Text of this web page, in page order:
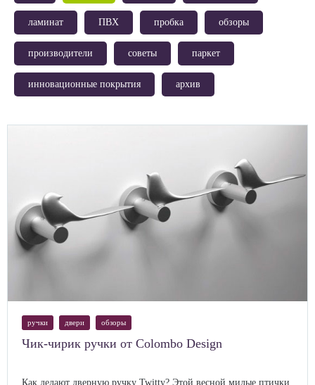
ламинат ПВХ пробка обзоры
производители советы паркет
инновационные покрытия архив
ручки двери обзоры
Чик-чирик ручки от Colombo Design
Как делают дверную ручку Twitty? Этой весной милые птички